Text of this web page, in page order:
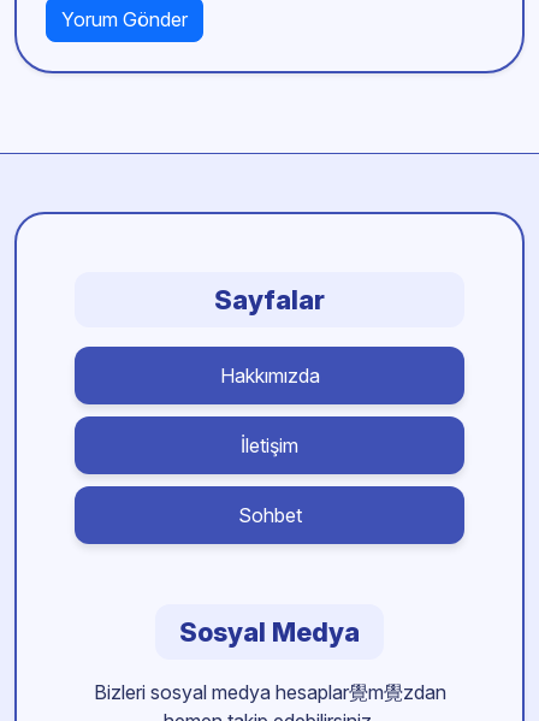
Sayfalar
Hakkımızda
İletişim
Sohbet
Sosyal Medya
Bizleri sosyal medya hesaplar覺m覺zdan